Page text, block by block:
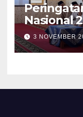
Nasional
Grabag
3 NOVEMBER